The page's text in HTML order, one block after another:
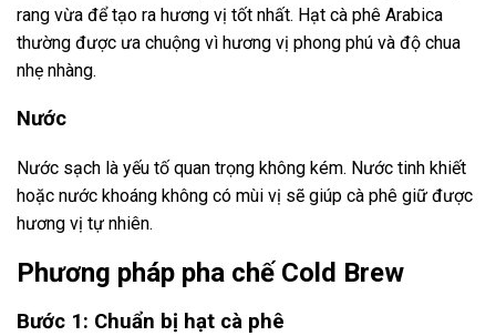
rang vừa để tạo ra hương vị tốt nhất. Hạt cà phê Arabica
thường được ưa chuộng vì hương vị phong phú và độ chua
nhẹ nhàng.
Nước
Nước sạch là yếu tố quan trọng không kém. Nước tinh khiết
hoặc nước khoáng không có mùi vị sẽ giúp cà phê giữ được
hương vị tự nhiên.
Phương pháp pha chế Cold Brew
Bước 1: Chuẩn bị hạt cà phê